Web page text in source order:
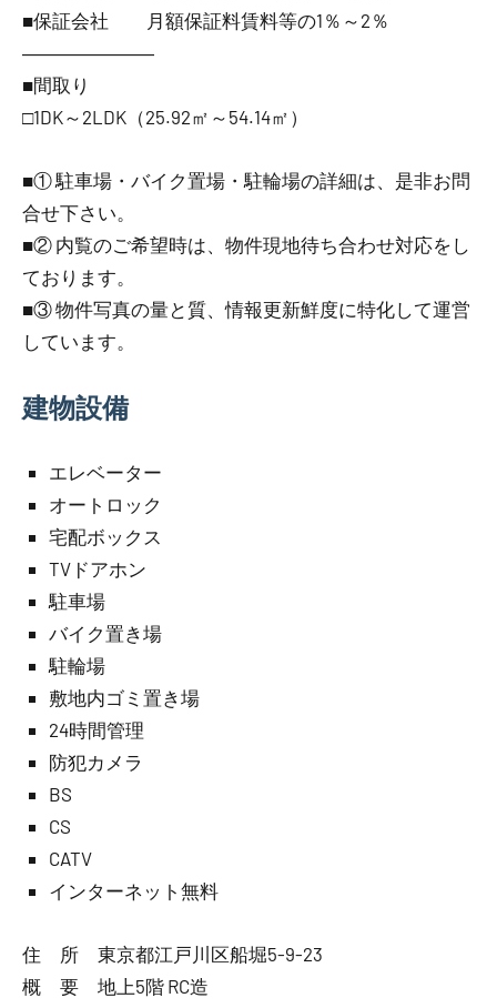
■保証会社 月額保証料賃料等の1％～2％
―――――――
■間取り
□1DK～2LDK（25.92㎡～54.14㎡）
■① 駐車場・バイク置場・駐輪場の詳細は、是非お問
合せ下さい。
■② 内覧のご希望時は、物件現地待ち合わせ対応をし
ております。
■③ 物件写真の量と質、情報更新鮮度に特化して運営
しています。
建物設備
エレベーター
オートロック
宅配ボックス
TVドアホン
駐車場
バイク置き場
駐輪場
敷地内ゴミ置き場
24時間管理
防犯カメラ
BS
CS
CATV
インターネット無料
住 所 東京都江戸川区船堀5-9-23
概 要 地上5階 RC造